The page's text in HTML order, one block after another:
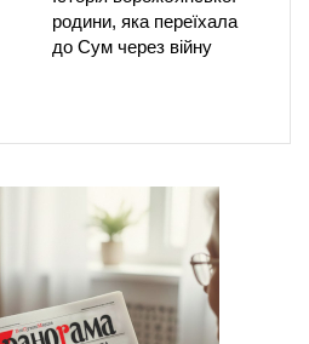
родини, яка переїхала
до Сум через війну